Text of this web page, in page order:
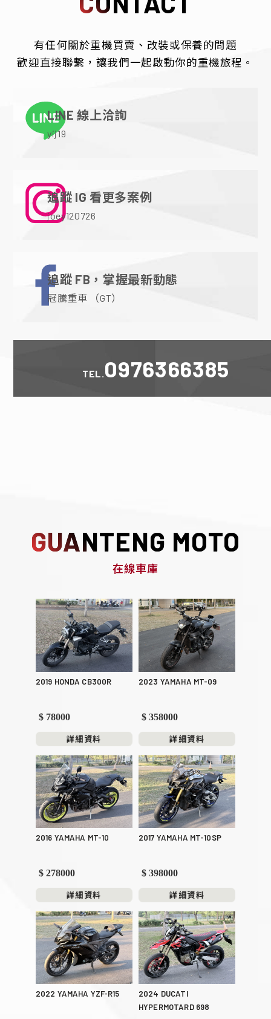
有任何關於重機買賣、改裝或保養的問題
歡迎直接聯繫，讓我們一起啟動你的重機旅程。
LINE 線上洽詢
yij19
追蹤 IG 看更多案例
joey120726
追蹤 FB，掌握最新動態
冠騰重車 （GT）
TEL. 0976366385
在線車庫
2019 HONDA CB300R
$ 78000
詳細資料
2023 YAMAHA MT-09
$ 358000
詳細資料
2016 YAMAHA MT-10
$ 278000
詳細資料
2017 YAMAHA MT-10SP
$ 398000
詳細資料
2022 YAMAHA YZF-R15
2024 DUCATI
HYPERMOTARD 698